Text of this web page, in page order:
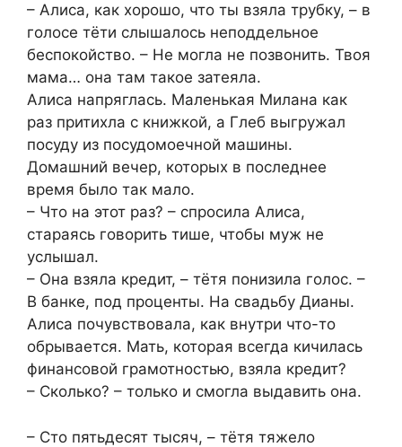
– Алиса, как хорошо, что ты взяла трубку, – в
голосе тёти слышалось неподдельное
беспокойство. – Не могла не позвонить. Твоя
мама… она там такое затеяла.
Алиса напряглась. Маленькая Милана как
раз притихла с книжкой, а Глеб выгружал
посуду из посудомоечной машины.
Домашний вечер, которых в последнее
время было так мало.
– Что на этот раз? – спросила Алиса,
стараясь говорить тише, чтобы муж не
услышал.
– Она взяла кредит, – тётя понизила голос. –
В банке, под проценты. На свадьбу Дианы.
Алиса почувствовала, как внутри что-то
обрывается. Мать, которая всегда кичилась
финансовой грамотностью, взяла кредит?
– Сколько? – только и смогла выдавить она.
– Сто пятьдесят тысяч, – тётя тяжело